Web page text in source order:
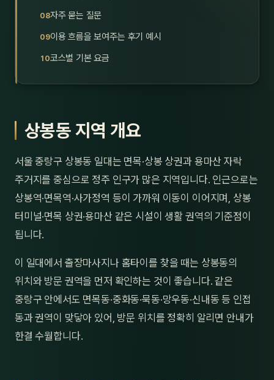
울산
24
자주 묻는 질문
이용 흐름을 보여주는 후기 예시
코스별 기본 요금
상봉동 지역 개요
서울 중랑구 상봉동 일대는 면목·상봉 상권과 용마산 자락
주거지를 중심으로 정주 인구가 많은 지역입니다. 인근으로는
상봉역·면목역·사가정역 등이 가까워 이동이 이어지며, 상봉
터미널·면목 상권·용마산 같은 시설이 생활 권역의 기준점이
됩니다.
이 일대에서 출장마사지나 홈타이를 찾을 때는 상봉동의
위치와 방문 권역을 먼저 확인하는 것이 좋습니다. 같은
중랑구 안에서도 면목동·중화동·묵동·망우동·신내동 등 인접
동과 권역이 맞닿아 있어, 방문 위치를 정확히 알리면 안내가
한결 수월합니다.